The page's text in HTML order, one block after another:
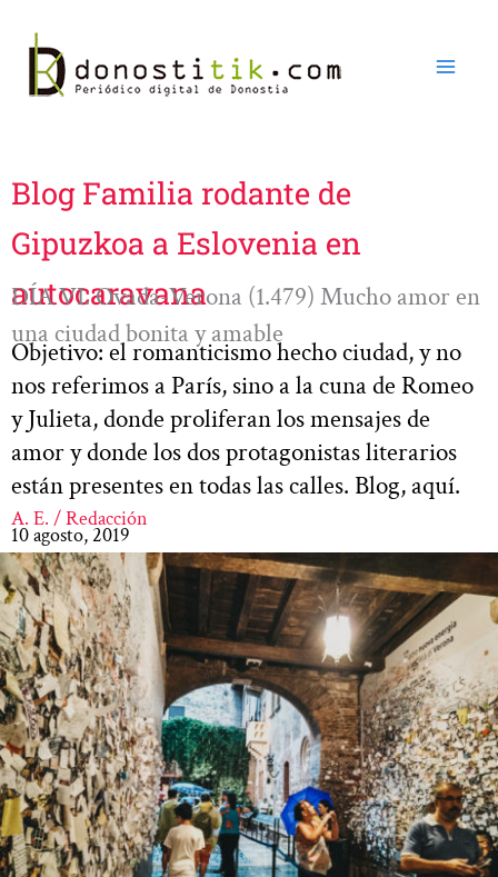
contenido
Blog Familia rodante de
Gipuzkoa a Eslovenia en
autocaravana
DÍA VI. Ovada-Verona (1.479) Mucho amor en
una ciudad bonita y amable
Objetivo: el romanticismo hecho ciudad, y no
nos referimos a París, sino a la cuna de Romeo
y Julieta, donde proliferan los mensajes de
amor y donde los dos protagonistas literarios
están presentes en todas las calles. Blog, aquí.
A. E. / Redacción
10 agosto, 2019